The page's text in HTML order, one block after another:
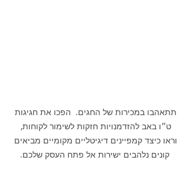
תתאהבו במכירות של החגים.  הפכו את חגיגות
ט״ו באב להזדמנויות חזקות לשימור לקוחות,
וראו כיצד קמפיינים דיגיטליים מקומיים מביאים
קונים נלהבים ישירות אל פתח העסק שלכם.